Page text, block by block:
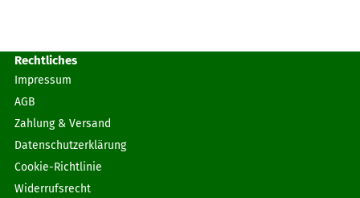
Rechtliches
Impressum
AGB
Zahlung & Versand
Datenschutzerklärung
Cookie-Richtlinie
Widerrufsrecht